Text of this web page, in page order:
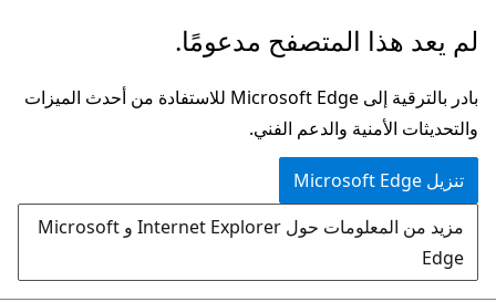
تخطي
المحتوى
الرئيسي
مدعومًا.
بادر بالترقية إلى Microsoft Edge للاستفادة من أحدث الميزات
والدعم الفني.
مزيد من المعلومات حول Internet Explorer و Microsoft